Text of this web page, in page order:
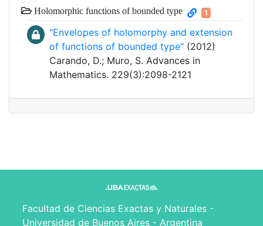
Holomorphic functions of bounded type 1
"Envelopes of holomorphy and extension
of functions of bounded type" (2012)
Carando, D.; Muro, S. Advances in
Mathematics. 229(3):2098-2121
Facultad de Ciencias Exactas y Naturales -
Universidad de Buenos Aires - Argentina